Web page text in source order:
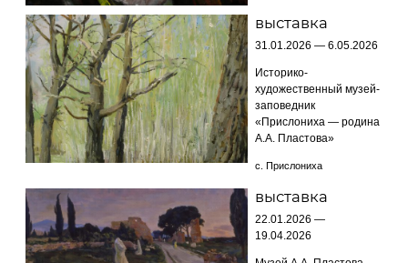
выставка
31.01.2026 — 6.05.2026
Историко-
художественный музей-
заповедник
«Прислониха — родина
А.А. Пластова»
с. Прислониха
выставка
22.01.2026 —
19.04.2026